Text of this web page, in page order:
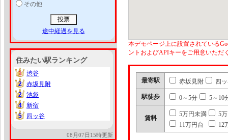
その他
途中経過を見る
住みたい駅ランキング
1
1
渋谷
2
2
赤坂見附
2
2
池袋
4
4
新宿
5
5 四ッ谷
08月07日15時更新
本デモページ上に設置されている
ントおよびAPIキーをご用意いただ
最寄駅 赤坂見附 四
駅徒歩 0～5分 5～10
賃料
5万円未満
5
11万円台
12